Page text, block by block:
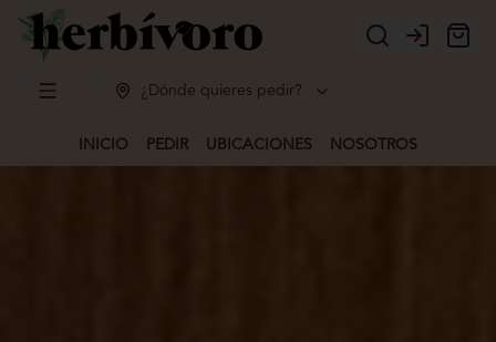
Login
¿Dónde quieres pedir?
INICIO PEDIR UBICACIONES NOSOTROS